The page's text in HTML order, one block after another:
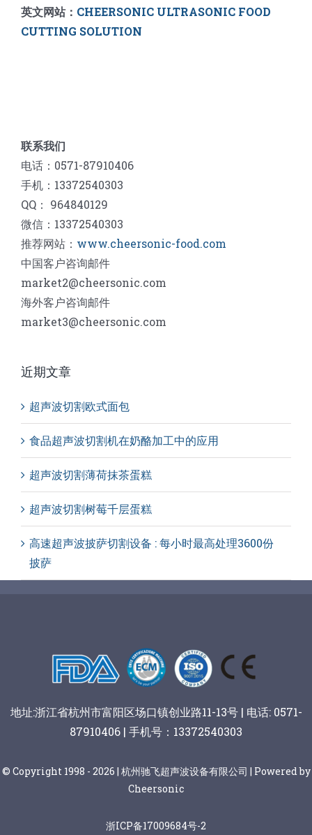
英文网站： CHEERSONIC ULTRASONIC FOOD
CUTTING SOLUTION
联系我们
电话：0571-87910406
手机：13372540303
QQ： 964840129
微信：13372540303
推荐网站： www.cheersonic-food.com
中国客户咨询邮件
market2@cheersonic.com
海外客户咨询邮件
market3@cheersonic.com
近期文章
超声波切割欧式面包
食品超声波切割机在奶酪加工中的应用
超声波切割薄荷抹茶蛋糕
超声波切割树莓千层蛋糕
高速超声波披萨切割设备 : 每小时最高处理3600份
披萨
地址:浙江省杭州市富阳区场口镇创业路11-13号 | 电话: 0571-
87910406 | 手机号：13372540303
© Copyright 1998 - 2026 | 杭州驰飞超声波设备有限公司 | Powered by
Cheersonic
浙ICP备17009684号-2